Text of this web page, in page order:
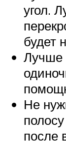
угол.
будет
Лучше
Не
после